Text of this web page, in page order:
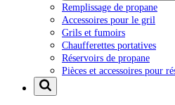
Remplissage de propane
Accessoires pour le gril
Grils et fumoirs
Chaufferettes portatives
Réservoirs de propane
Pièces et accessoires pour